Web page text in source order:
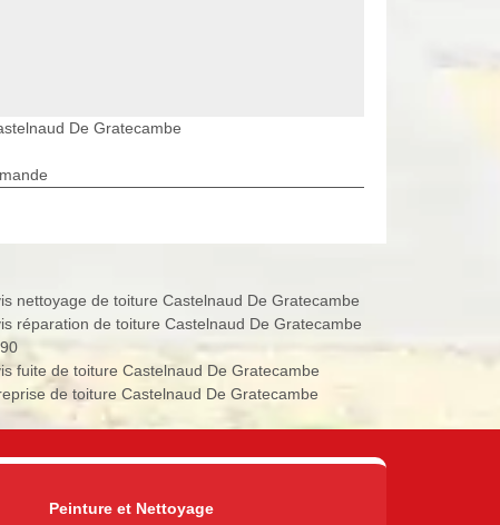
De Gratecambe
nettoyage de toiture Castelnaud De Gratecambe
réparation de toiture Castelnaud De Gratecambe
fuite de toiture Castelnaud De Gratecambe
de toiture Castelnaud De Gratecambe
Peinture et Nettoyage